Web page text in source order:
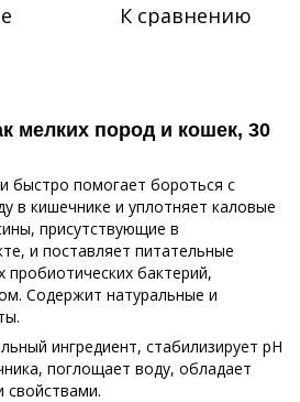
К сравнению
мелких пород и кошек, 30
быстро помогает бороться с
в кишечнике и уплотняет каловые
присутствующие в
и поставляет питательные
бактерий,
Содержит натуральные и
ингредиент, стабилизирует рН
поглощает воду, обладает
свойствами.